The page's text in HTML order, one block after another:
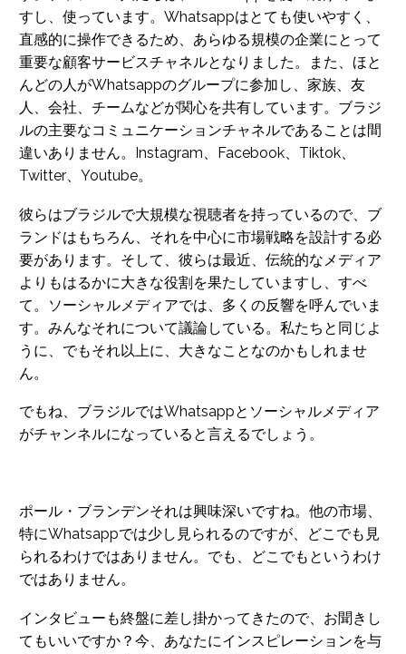
すし、使っています。Whatsappはとても使いやすく、
直感的に操作できるため、あらゆる規模の企業にとって
重要な顧客サービスチャネルとなりました。また、ほと
んどの人がWhatsappのグループに参加し、家族、友
人、会社、チームなどが関心を共有しています。ブラジ
ルの主要なコミュニケーションチャネルであることは間
違いありません。Instagram、Facebook、Tiktok、
Twitter、Youtube。
彼らはブラジルで大規模な視聴者を持っているので、ブ
ランドはもちろん、それを中心に市場戦略を設計する必
要があります。そして、彼らは最近、伝統的なメディア
よりもはるかに大きな役割を果たしていますし、すべ
て。ソーシャルメディアでは、多くの反響を呼んでいま
す。みんなそれについて議論している。私たちと同じよ
うに、でもそれ以上に、大きなことなのかもしれませ
ん。
でもね、ブラジルではWhatsappとソーシャルメディア
がチャンネルになっていると言えるでしょう。
ポール・ブランデンそれは興味深いですね。他の市場、
特にWhatsappでは少し見られるのですが、どこでも見
られるわけではありません。でも、どこでもというわけ
ではありません。
インタビューも終盤に差し掛かってきたので、お聞きし
てもいいですか？今、あなたにインスピレーションを与